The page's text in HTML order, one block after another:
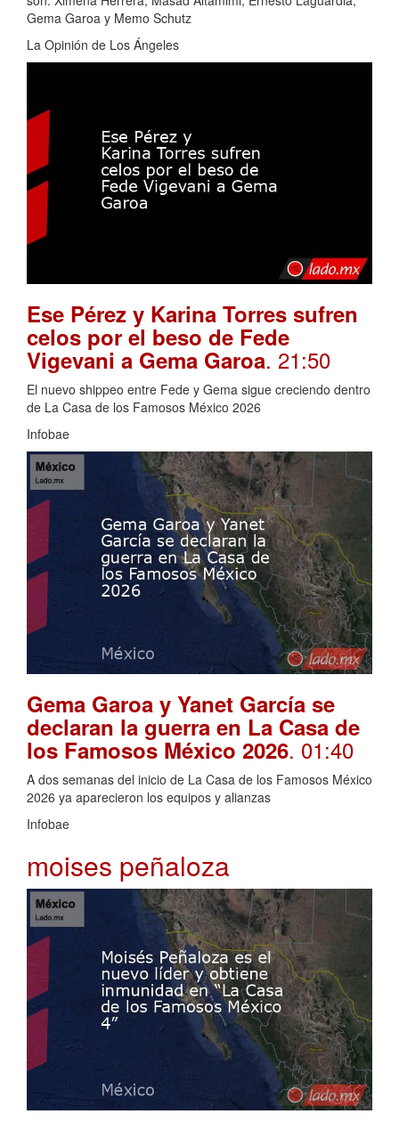
Gema Garoa y Memo Schutz
La Opinión de Los Ángeles
Ese Pérez y Karina Torres sufren
celos por el beso de Fede
Vigevani a Gema Garoa. 21:50
El nuevo shippeo entre Fede y Gema sigue creciendo dentro
de La Casa de los Famosos México 2026
Infobae
Gema Garoa y Yanet García se
declaran la guerra en La Casa de
los Famosos México 2026. 01:40
A dos semanas del inicio de La Casa de los Famosos México
2026 ya aparecieron los equipos y alianzas
Infobae
moises peñaloza